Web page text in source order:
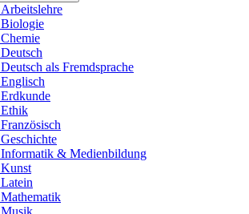
Arbeitslehre
Biologie
Chemie
Deutsch
Deutsch als Fremdsprache
Englisch
Erdkunde
Ethik
Französisch
Geschichte
Informatik & Medienbildung
Kunst
Latein
Mathematik
Musik